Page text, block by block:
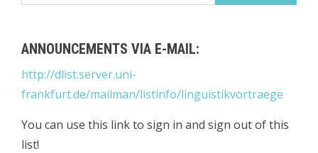
ANNOUNCEMENTS VIA E-MAIL:
http://dlist.server.uni-
frankfurt.de/mailman/listinfo/linguistikvortraege
You can use this link to sign in and sign out of this
list!